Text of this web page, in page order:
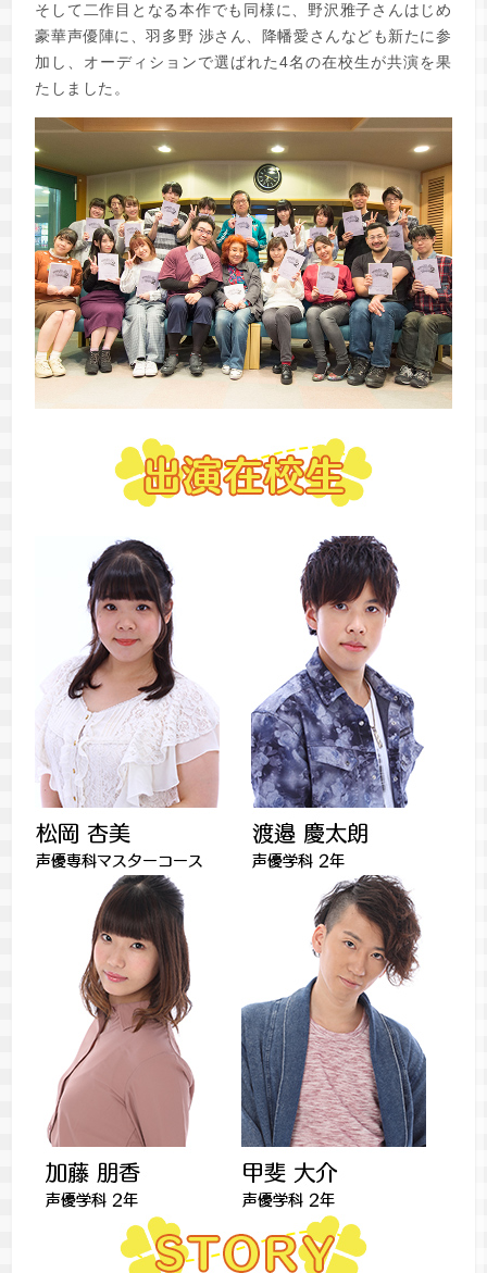
そして二作目となる本作でも同様に、野沢雅子さんはじめ
豪華声優陣に、羽多野 渉さん、降幡愛さんなども新たに参
加し、オーディションで選ばれた4名の在校生が共演を果
たしました。